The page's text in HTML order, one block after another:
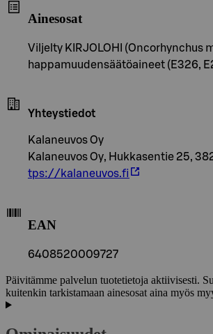
Ainesosat
Viljelty KIRJOLOHI (Oncorhynchus
happamuudensäätöaineet (E326,
Yhteystiedot
Kalaneuvos Oy
Kalaneuvos Oy, Hukkasentie 25,
tps://kalaneuvos.fi
EAN
6408520009727
Päivitämme palvelun tuotetietoja aktiivisesti.
kuitenkin tarkistamaan ainesosat aina myös